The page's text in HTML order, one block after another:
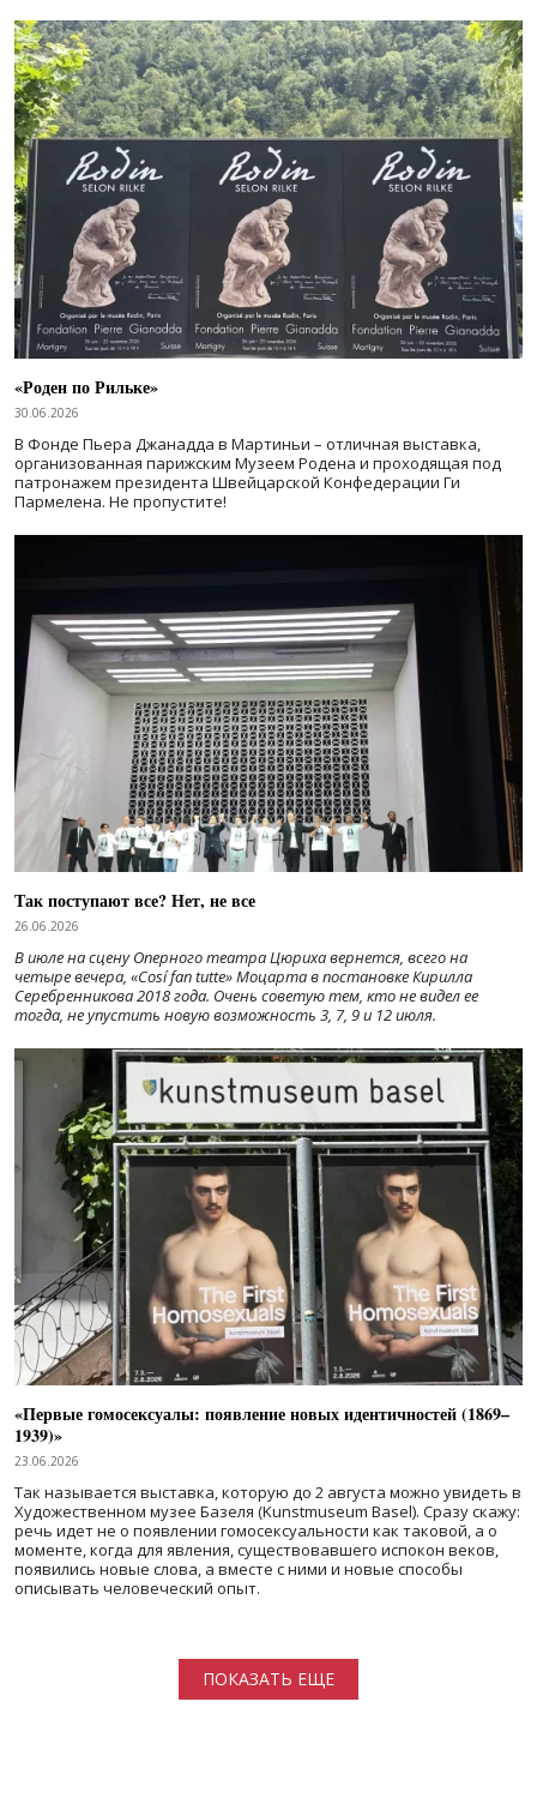
«Роден по Рильке»
30.06.2026
В Фонде Пьера Джанадда в Мартиньи – отличная выставка,
организованная парижским Музеем Родена и проходящая под
патронажем президента Швейцарской Конфедерации Ги
Пармелена. Не пропустите!
Так поступают все? Нет, не все
26.06.2026
В июле на сцену Оперного театра Цюриха вернется, всего на
четыре вечера, «Cosí fan tutte» Моцарта в постановке Кирилла
Серебренникова 2018 года. Очень советую тем, кто не видел ее
тогда, не упустить новую возможность 3, 7, 9 и 12 июля.
«Первые гомосексуалы: появление новых идентичностей (1869–
1939)»
23.06.2026
Так называется выставка, которую до 2 августа можно увидеть в
Художественном музее Базеля (Kunstmuseum Basel). Сразу скажу:
речь идет не о появлении гомосексуальности как таковой, а о
моменте, когда для явления, существовавшего испокон веков,
появились новые слова, а вместе с ними и новые способы
описывать человеческий опыт.
ПОКАЗАТЬ ЕЩЕ